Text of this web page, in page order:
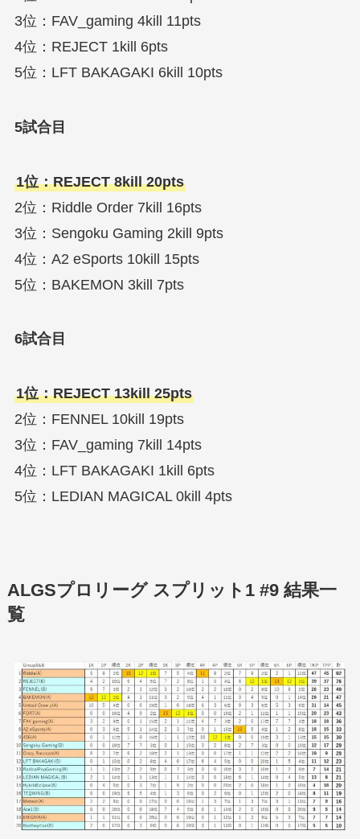
3位：FAV_gaming 4kill 11pts
4位：REJECT 1kill 6pts
5位：LFT BAKAGAKI 6kill 10pts
5試合目
1位：REJECT 8kill 20pts
2位：Riddle Order 7kill 16pts
3位：Sengoku Gaming 2kill 9pts
4位：A2 eSports 10kill 15pts
5位：BAKEMON 3kill 7pts
6試合目
1位：REJECT 13kill 25pts
2位：FENNEL 10kill 19pts
3位：FAV_gaming 7kill 14pts
4位：LFT BAKAGAKI 1kill 6pts
5位：LEDIAN MAGICAL 0kill 4pts
ALGSプロリーグ スプリット1 #9 結果一
覧